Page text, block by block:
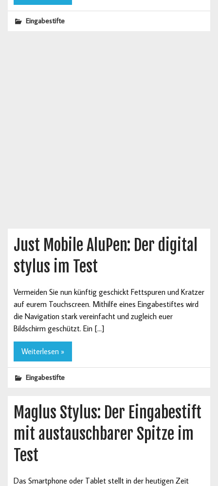
Eingabestifte
Just Mobile AluPen: Der digital
stylus im Test
Vermeiden Sie nun künftig geschickt Fettspuren und Kratzer
auf eurem Touchscreen. Mithilfe eines Eingabestiftes wird
die Navigation stark vereinfacht und zugleich euer
Bildschirm geschützt. Ein […]
Weiterlesen »
Eingabestifte
Maglus Stylus: Der Eingabestift
mit austauschbarer Spitze im
Test
Das Smartphone oder Tablet stellt in der heutigen Zeit